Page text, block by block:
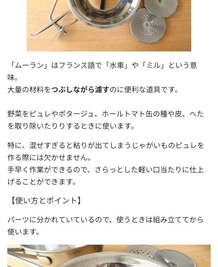
「ムーラン」はフランス語で「水車」や「ミル」という意
味。
大量の材料をつぶしながら濾すのに便利な道具です。
野菜をピュレやポタージュ、ホールトマト缶の種や皮、へた
を取り除いたりりするときに使います。
特に、混ぜすぎると粘りが出てしまうじゃがいものピュレを
作る際には欠かせません。
手早く作業ができるので、さらっとした軽い口当たりに仕上
げることができます。
【使い方とポイント】
パーツに分かれていているので、使うときは組み立ててから
使います。